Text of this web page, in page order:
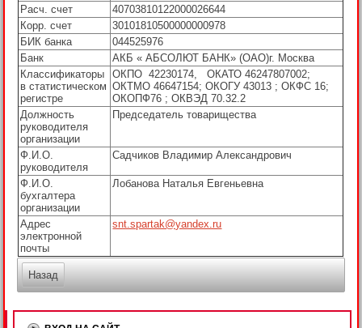
Расч. счет
40703810122000026644
Корр. счет
30101810500000000978
БИК банка
044525976
Банк
АКБ « АБСОЛЮТ БАНК» (ОАО)г. Москва
Классификаторы
в статистическом
регистре
ОКПО 42230174, ОКАТО 46247807002;
ОКТМО 46647154; ОКОГУ 43013 ; ОКФС 16;
ОКОПФ76 ; ОКВЭД 70.32.2
Должность
руководителя
организации
Председатель товарищества
Ф.И.О.
руководителя
Садчиков Владимир Александрович
Ф.И.О.
бухгалтера
организации
Лобанова Наталья Евгеньевна
Адрес
электронной
почты
snt.spartak@yandex.ru
Назад